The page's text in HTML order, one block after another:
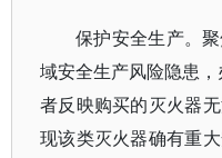
保护安全生产。
域安全生产风险隐患
者反映购买的灭火器
现该类灭火器确有重